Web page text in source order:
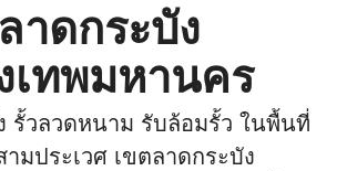
ลาดกระบัง
เทพมหานคร
รั้วลวดหนาม รับล้อมรั้ว ในพื้นที่
ามประเวศ เขตลาดกระบัง